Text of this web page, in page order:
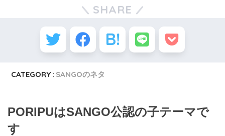
SHARE
CATEGORY : SANGOのネタ
PORIPUはSANGO公認の子テーマで
す